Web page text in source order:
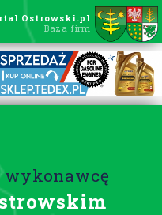
Ostrowski.pl
Baza firm
wykonawcę